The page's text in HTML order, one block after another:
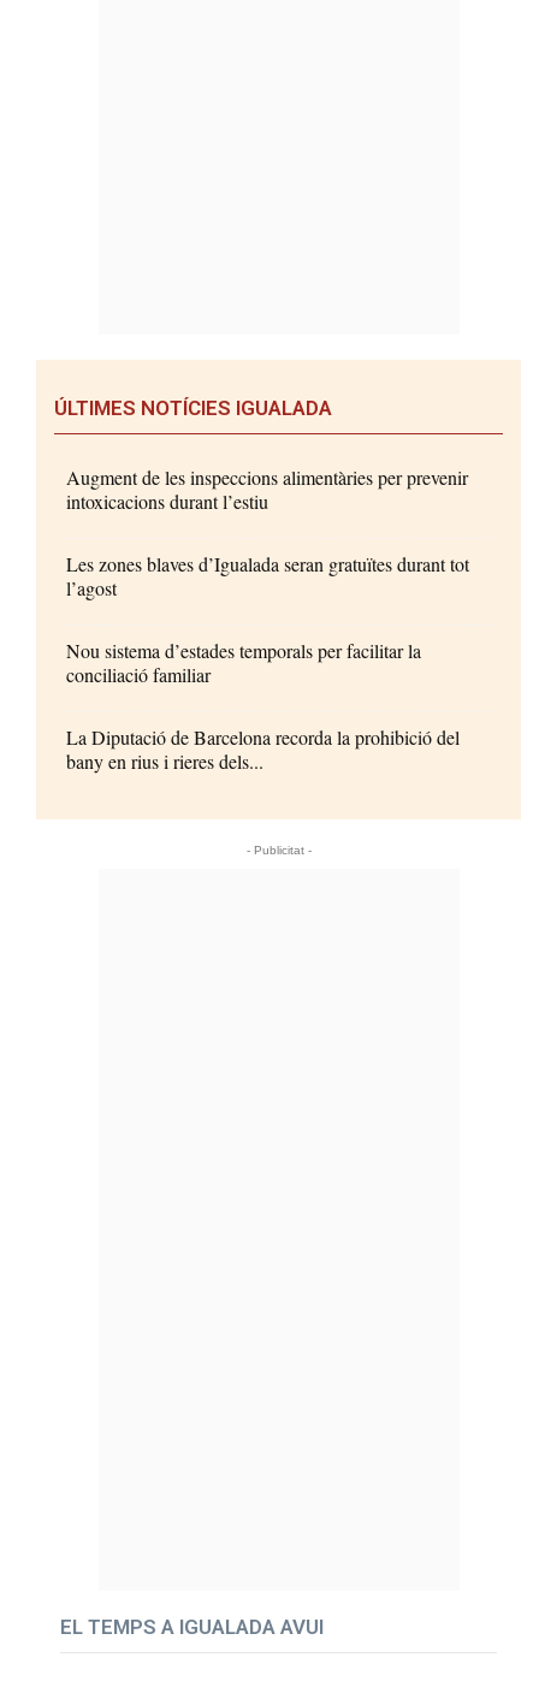
ÚLTIMES NOTÍCIES IGUALADA
Augment de les inspeccions alimentàries per prevenir
intoxicacions durant l’estiu
Les zones blaves d’Igualada seran gratuïtes durant tot
l’agost
Nou sistema d’estades temporals per facilitar la
conciliació familiar
La Diputació de Barcelona recorda la prohibició del
bany en rius i rieres dels...
- Publicitat -
EL TEMPS A IGUALADA AVUI